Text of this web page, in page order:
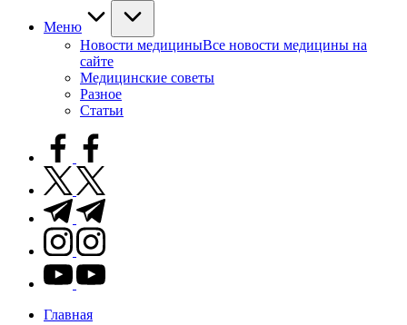
Меню
Новости медициныВсе новости медицины на
сайте
Медицинские советы
Разное
Статьи
facebook.com
twitter.com
t.me
instagram.com
youtube.com
Главная